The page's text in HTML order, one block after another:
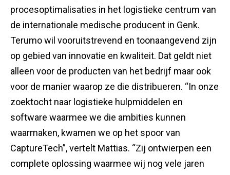
procesoptimalisaties in het logistieke centrum van
de internationale medische producent in Genk.
Terumo wil vooruitstrevend en toonaangevend zijn
op gebied van innovatie en kwaliteit. Dat geldt niet
alleen voor de producten van het bedrijf maar ook
voor de manier waarop ze die distribueren. “In onze
zoektocht naar logistieke hulpmiddelen en
software waarmee we die ambities kunnen
waarmaken, kwamen we op het spoor van
CaptureTech”, vertelt Mattias. “Zij ontwierpen een
complete oplossing waarmee wij nog vele jaren